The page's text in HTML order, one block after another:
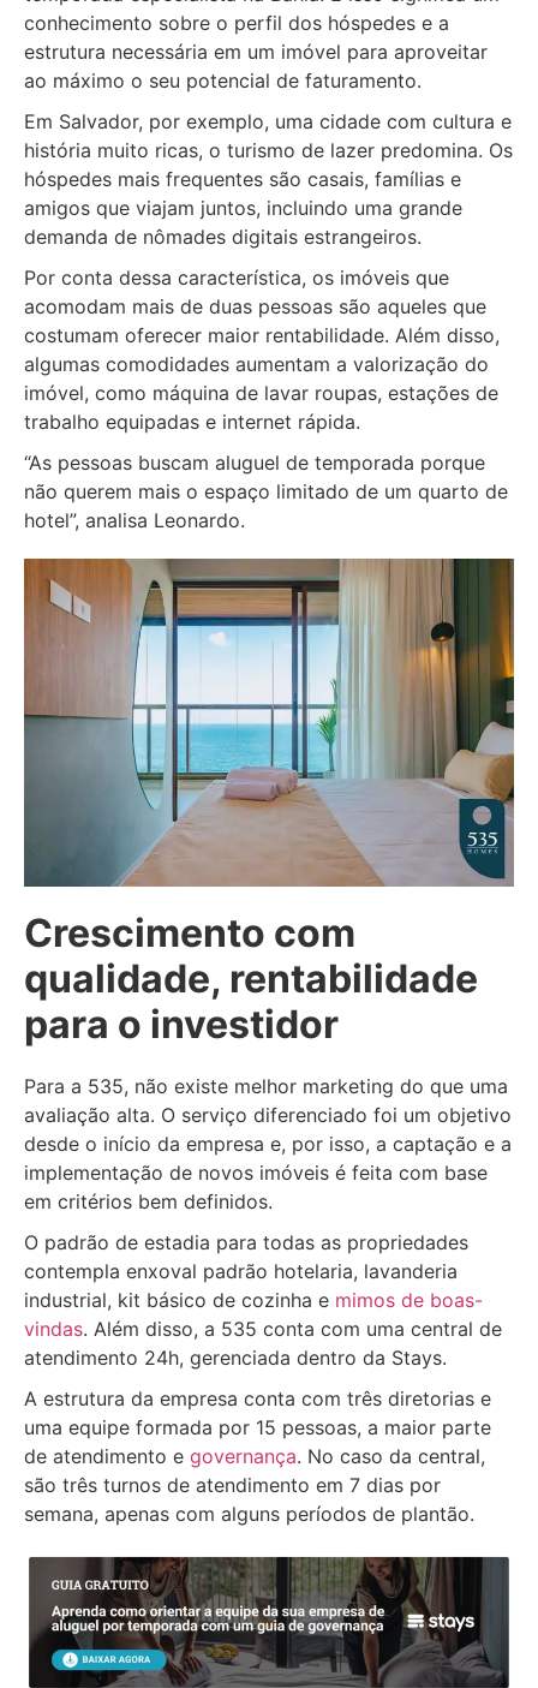
conhecimento sobre o perfil dos hóspedes e a
estrutura necessária em um imóvel para aproveitar
ao máximo o seu potencial de faturamento.
Em Salvador, por exemplo, uma cidade com cultura e
história muito ricas, o turismo de lazer predomina. Os
hóspedes mais frequentes são casais, famílias e
amigos que viajam juntos, incluindo uma grande
demanda de nômades digitais estrangeiros.
Por conta dessa característica, os imóveis que
acomodam mais de duas pessoas são aqueles que
costumam oferecer maior rentabilidade. Além disso,
algumas comodidades aumentam a valorização do
imóvel, como máquina de lavar roupas, estações de
trabalho equipadas e internet rápida.
“As pessoas buscam aluguel de temporada porque
não querem mais o espaço limitado de um quarto de
hotel”, analisa Leonardo.
Crescimento com
qualidade, rentabilidade
para o investidor
Para a 535, não existe melhor marketing do que uma
avaliação alta. O serviço diferenciado foi um objetivo
desde o início da empresa e, por isso, a captação e a
implementação de novos imóveis é feita com base
em critérios bem definidos.
O padrão de estadia para todas as propriedades
contempla enxoval padrão hotelaria, lavanderia
industrial, kit básico de cozinha e mimos de boas-
vindas. Além disso, a 535 conta com uma central de
atendimento 24h, gerenciada dentro da Stays.
A estrutura da empresa conta com três diretorias e
uma equipe formada por 15 pessoas, a maior parte
de atendimento e governança. No caso da central,
são três turnos de atendimento em 7 dias por
semana, apenas com alguns períodos de plantão.